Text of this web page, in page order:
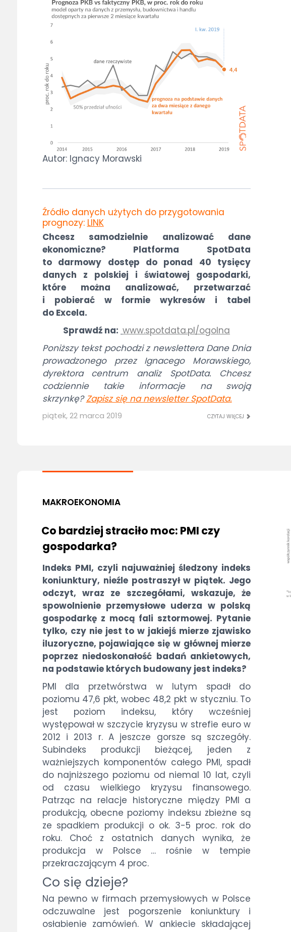
Autor: Ignacy Morawski
Źródło danych użytych do przygotowania
prognozy: LINK
Chcesz samodzielnie analizować dane
ekonomiczne? Platforma SpotData
to darmowy dostęp do ponad 40 tysięcy
danych z polskiej i światowej gospodarki,
które można analizować, przetwarzać
i pobierać w formie wykresów i tabel
do Excela.
Sprawdź na: www.spotdata.pl/ogolna
Poniższy tekst pochodzi z newslettera Dane Dnia
prowadzonego przez Ignacego Morawskiego,
dyrektora centrum analiz SpotData. Chcesz
codziennie takie informacje na swoją
skrzynkę?Zapisz się na newsletter SpotData.
piątek, 22 marca 2019 CZYTAJ WIĘCEJ
MAKROEKONOMIA
Co bardziej straciło moc: PMI czy
gospodarka?
Indeks PMI, czyli najuważniej śledzony indeks
koniunktury, nieźle postraszył w piątek. Jego
odczyt, wraz ze szczegółami, wskazuje, że
spowolnienie przemysłowe uderza w polską
gospodarkę z mocą fali sztormowej. Pytanie
tylko, czy nie jest to w jakiejś mierze zjawisko
iluzoryczne, pojawiające się w głównej mierze
poprzez niedoskonałość badań ankietowych,
na podstawie których budowany jest indeks?
PMI dla przetwórstwa w lutym spadł do
poziomu 47,6 pkt, wobec 48,2 pkt w styczniu. To
jest poziom indeksu, który wcześniej
występował w szczycie kryzysu w strefie euro w
2012 i 2013 r. A jeszcze gorsze są szczegóły.
Subindeks produkcji bieżącej, jeden z
ważniejszych komponentów całego PMI, spadł
do najniższego poziomu od niemal 10 lat, czyli
od czasu wielkiego kryzysu finansowego.
Patrząc na relacje historyczne między PMI a
produkcją, obecne poziomy indeksu zbieżne są
ze spadkiem produkcji o ok. 3-5 proc. rok do
roku. Choć z ostatnich danych wynika, że
produkcja w Polsce … rośnie w tempie
przekraczającym 4 proc.
Co się dzieje?
Na pewno w firmach przemysłowych w Polsce
odczuwalne jest pogorszenie koniunktury i
osłabienie zamówień. W ankiecie składającej